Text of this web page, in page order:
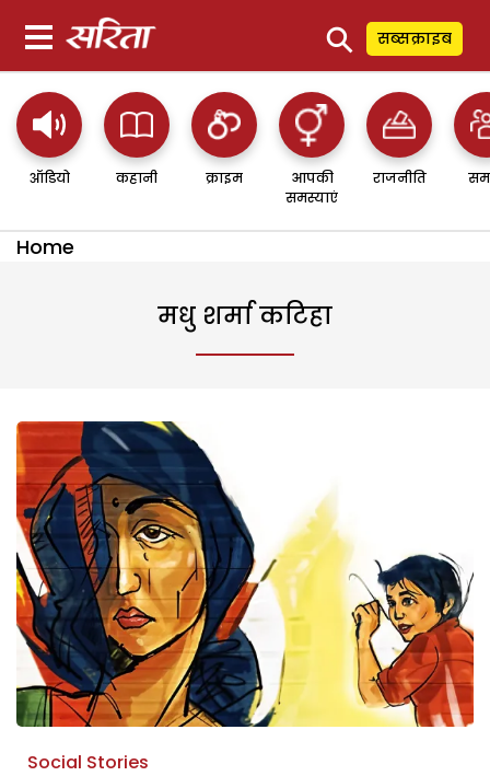
⚲ सब्सक्राइब
ऑडियो कहानी क्राइम
आपकी
समस्याएं
राजनीति
Home
मधु शर्मा कटिहा
Social Stories